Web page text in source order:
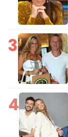
3
4